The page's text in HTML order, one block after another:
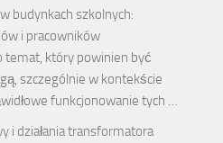
budynkach szkolnych:
i pracowników
temat, który powinien być
szczególnie w kontekście
funkcjonowanie tych …
i działania transformatora